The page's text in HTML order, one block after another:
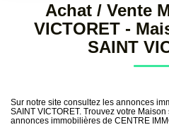
NOS
Surface min
Plus de critères
Achat / Vente
VICTORET -
SAINT
Sur notre site consultez les annonces
SAINT VICTORET. Trouvez votre
annonces immobilières de CENTRE